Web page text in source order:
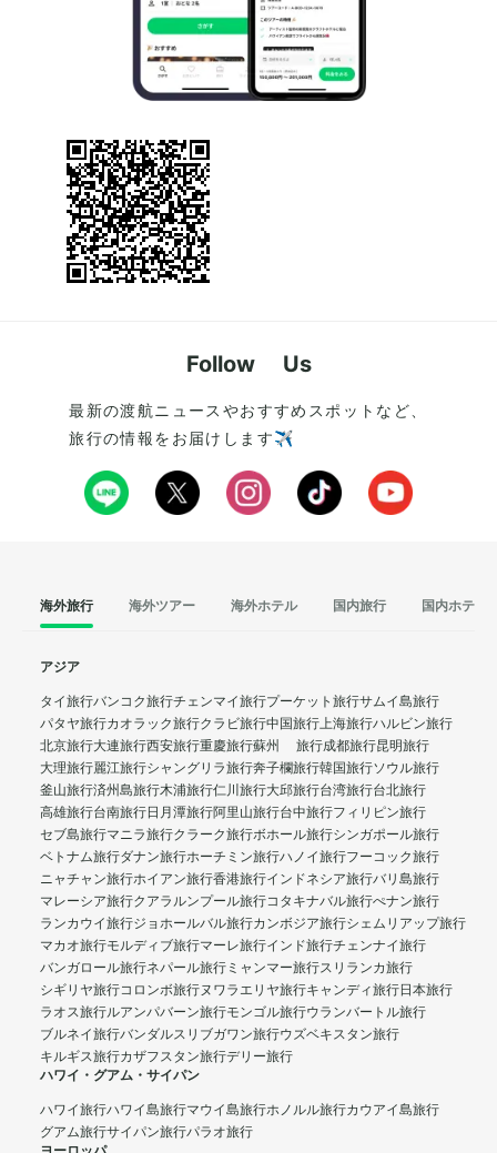
Follow Us
最新の渡航ニュースやおすすめスポットなど、
旅行の情報をお届けします✈️
海外旅行 海外ツアー 海外ホテル 国内旅行 国内ホテル
アジア
タイ旅行バンコク旅行チェンマイ旅行プーケット旅行サムイ島旅行
パタヤ旅行カオラック旅行クラビ旅行中国旅行上海旅行ハルビン旅行
北京旅行大連旅行西安旅行重慶旅行蘇州 旅行成都旅行昆明旅行
大理旅行麗江旅行シャングリラ旅行奔子欄旅行韓国旅行ソウル旅行
釜山旅行済州島旅行木浦旅行仁川旅行大邱旅行台湾旅行台北旅行
高雄旅行台南旅行日月潭旅行阿里山旅行台中旅行フィリピン旅行
セブ島旅行マニラ旅行クラーク旅行ボホール旅行シンガポール旅行
ベトナム旅行ダナン旅行ホーチミン旅行ハノイ旅行フーコック旅行
ニャチャン旅行ホイアン旅行香港旅行インドネシア旅行バリ島旅行
マレーシア旅行クアラルンプール旅行コタキナバル旅行ぺナン旅行
ランカウイ旅行ジョホールバル旅行カンボジア旅行シェムリアップ旅行
マカオ旅行モルディブ旅行マーレ旅行インド旅行チェンナイ旅行
バンガロール旅行ネパール旅行 ミャンマー旅行スリランカ旅行
シギリヤ旅行コロンボ旅行ヌワラエリヤ旅行キャンディ旅行日本旅行
ラオス旅行ルアンパバーン旅行モンゴル旅行ウランバートル旅行
ブルネイ旅行バンダルスリブガワン旅行ウズベキスタン旅行
キルギス旅行カザフスタン旅行デリー旅行
ハワイ・グアム・サイパン
ハワイ旅行ハワイ島旅行マウイ島旅行ホノルル旅行カウアイ島旅行
グアム旅行サイパン旅行パラオ旅行